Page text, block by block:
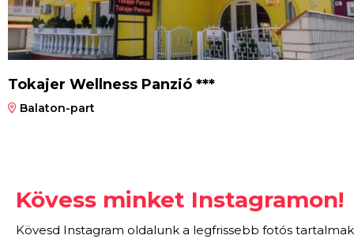
Tokajer Wellness Panzió ***
Balaton-part
Kövess minket Instagramon!
Kövesd Instagram oldalunk a legfrissebb fotós